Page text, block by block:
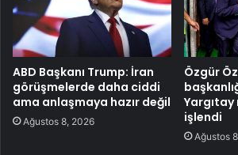
ABD Başkanı Trump: İran
görüşmelerde daha ciddi
ama anlaşmaya hazır değil
Ağustos 8, 2026
Özgür
işlendi
Ağustos